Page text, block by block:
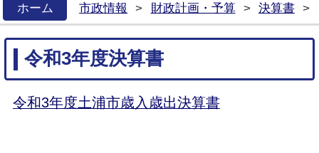
ホーム
市政情報 > 財政計画・予算 > 決算書 >
令和3年度決算書
令和3年度土浦市歳入歳出決算書